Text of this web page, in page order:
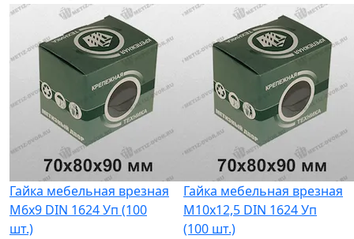
Гайка мебельная врезная
M6x9 DIN 1624 Уп (100
шт.)
Гайка мебельная врезная
M10x12,5 DIN 1624 Уп
(100 шт.)